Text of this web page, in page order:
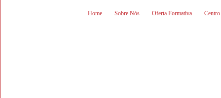
Home Sobre Nós Oferta Formativa